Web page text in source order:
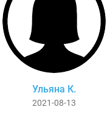
Ульяна К.
2021-08-13